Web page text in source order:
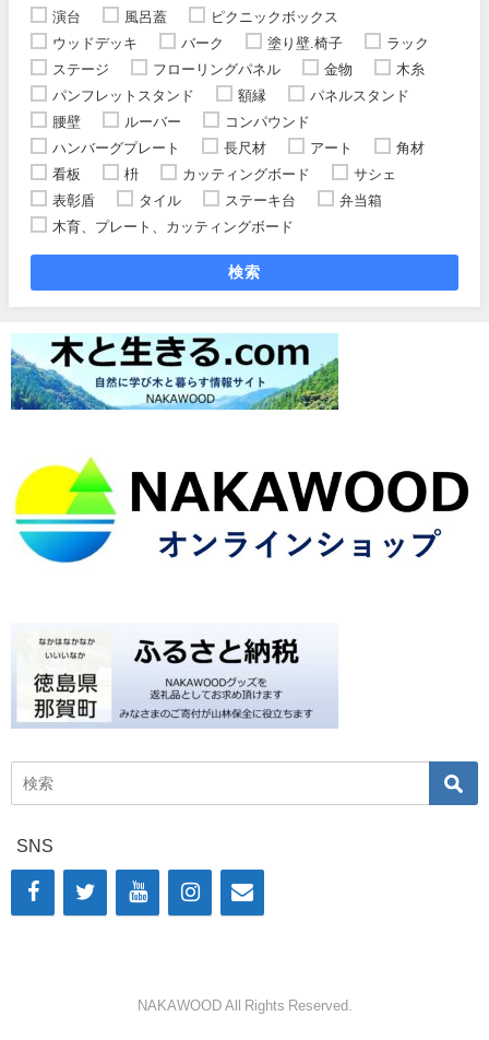
演台
風呂蓋
ピクニックボックス
ウッドデッキ
バーク 塗り壁.椅子
ラック
ステージ
フローリングパネル 金物
木糸
パンフレットスタンド
額縁
パネルスタンド
腰壁
ルーバー
コンパウンド
ハンバーグプレート
長尺材 アート
角材
看板
枡 カッティングボード
サシェ
表彰盾
タイル ステーキ台
弁当箱
木育、プレート、カッティングボード
検索
SNS
NAKAWOOD All Rights Reserved.